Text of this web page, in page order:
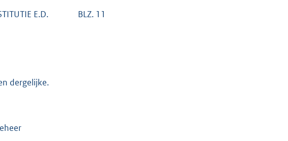
E.D. BLZ. 11
dergelijke.